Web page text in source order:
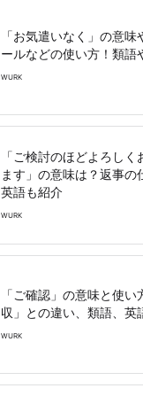
「お気遣いなく」の意味
ールなどの使い方！類語
WURK
「ご検討のほどよろしく
ます」の意味は？返事の
英語も紹介
WURK
「ご確認」の意味と使い
収」との違い、類語、英
WURK